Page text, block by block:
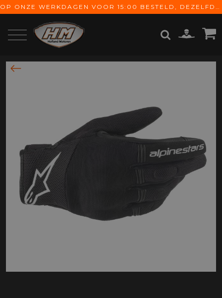
OP ONZE WERKDAGEN VOOR 15:00 BESTELD, DEZELFDE DAG VERZONDEN! GRATIS VERZENDING VANAF € 65,-